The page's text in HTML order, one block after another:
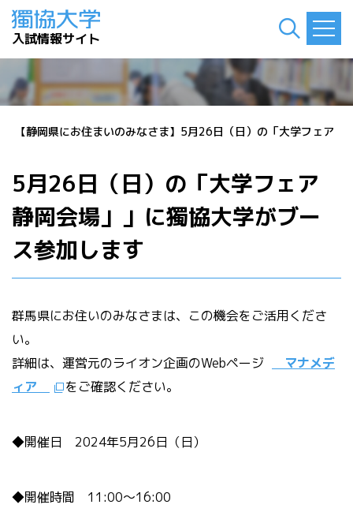
入試情報サイト
【静岡県にお住まいのみなさま】5月26日（日）の「大学フェア
5月26日（日）の「大学フェア
静岡会場」」に獨協大学がブー
ス参加します
群馬県にお住いのみなさまは、この機会をご活用くださ
い。
詳細は、運営元のライオン企画のWebページ
マナメデ
ィア
をご確認ください。
◆開催日 2024年5月26日（日）
◆開催時間 11:00～16:00